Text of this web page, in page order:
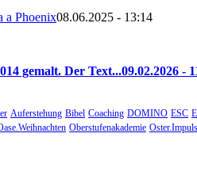
a Phoenix08.06.2025 - 13:14
gemalt. Der Text...09.02.2026 -
Auferstehung Bibel Coaching DOMINO ESC
Oberstufenakademie Oster.Impuls